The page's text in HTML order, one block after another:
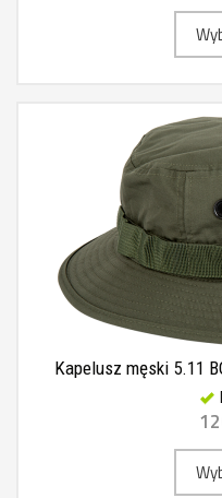
Kapelusz męski 5.11